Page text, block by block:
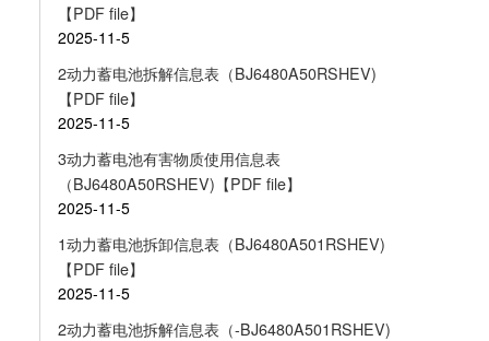
【PDF file】
2025-11-5
2动力蓄电池拆解信息表（BJ6480A50RSHEV)
【PDF file】
2025-11-5
3动力蓄电池有害物质使用信息表
（BJ6480A50RSHEV)【PDF file】
2025-11-5
1动力蓄电池拆卸信息表（BJ6480A501RSHEV)
【PDF file】
2025-11-5
2动力蓄电池拆解信息表（-BJ6480A501RSHEV)